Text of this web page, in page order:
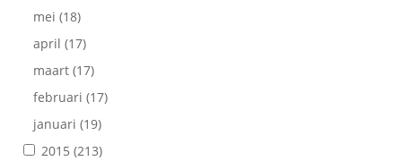
mei (18)
april (17)
maart (17)
februari (17)
januari (19)
2015 (213)